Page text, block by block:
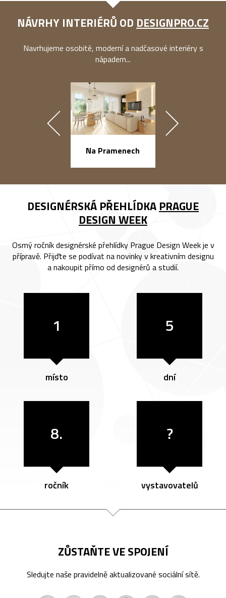
NÁVRHY INTERIÉRŮ OD DESIGNPRO.CZ
Navrhujeme osobité, moderní a nadčasové interiéry s
nápadem...
Na Pramenech
DESIGNÉRSKÁ PŘEHLÍDKA PRAGUE
DESIGN WEEK
Osmý ročník designérské přehlídky Prague Design Week je v
přípravě. Přijďte se podívat na novinky v kreativním designu
a nakoupit přímo od designérů a studií.
1
místo
5
dní
8.
ročník
?
vystavovatelů
ZŮSTAŇTE VE SPOJENÍ
Sledujte naše pravidelně aktualizované sociální sítě.